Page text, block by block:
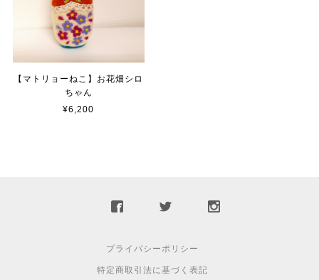
【マトリョーねこ】お花畑シロ
ちゃん
¥6,200
プライバシーポリシー
特定商取引法に基づく表記